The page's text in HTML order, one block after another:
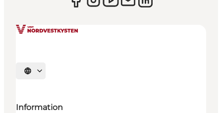
Vælg sprog
Information